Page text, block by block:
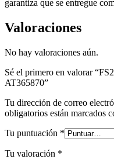
garantiza que se entregue
Valoraciones
No hay valoraciones aún.
Sé el primero en valorar
AT365870”
Tu dirección de correo
obligatorios están marcados
Tu puntuación *
Tu valoración *